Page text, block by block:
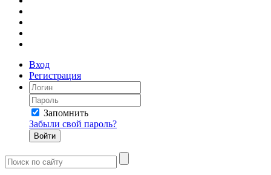
Вход
Регистрация
Запомнить
Забыли свой пароль?